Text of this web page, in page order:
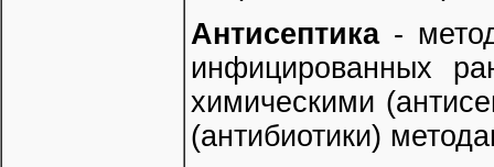
Антисептика-
инфицированных
химическими
(антибиотики)